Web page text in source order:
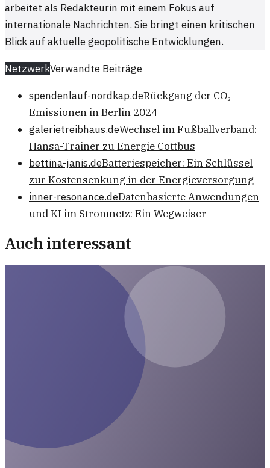
arbeitet als Redakteurin mit einem Fokus auf
internationale Nachrichten. Sie bringt einen kritischen
Blick auf aktuelle geopolitische Entwicklungen.
NetzwerkVerwandte Beiträge
spendenlauf-nordkap.deRückgang der CO₂-
Emissionen in Berlin 2024
galerietreibhaus.deWechsel im Fußballverband:
Hansa-Trainer zu Energie Cottbus
bettina-janis.deBatteriespeicher: Ein Schlüssel
zur Kostensenkung in der Energieversorgung
inner-resonance.deDatenbasierte Anwendungen
und KI im Stromnetz: Ein Wegweiser
Auch interessant